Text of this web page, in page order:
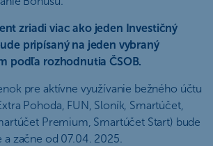
zriadi viac ako jeden Investičný
pripísaný na jeden vybraný
podľa rozhodnutia ČSOB.
pre aktívne využívanie bežného účtu
Pohoda, FUN, Sloník, Smartúčet,
Premium, Smartúčet Start) bude
a začne od 07.04. 2025.